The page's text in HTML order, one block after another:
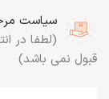
سیاست
(لطفا در
قبول نمی باشد)